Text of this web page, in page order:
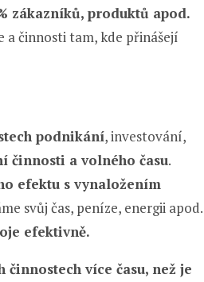
zákazníků, produktů apod.
a činnosti tam, kde přinášejí
podnikání, investování,
činnosti a volného času.
efektu s vynaložením
svůj čas, peníze, energii apod.
efektivně.
činnostech více času, než je